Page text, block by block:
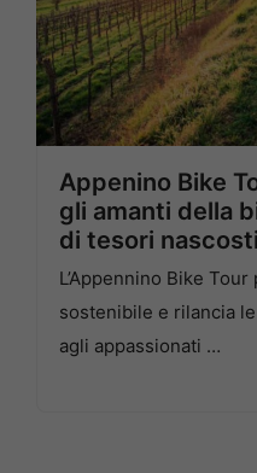
Appenino Bike
gli amanti della
di tesori nascosti
L’Appennino Bike
sostenibile e rilancia
agli appassionati …